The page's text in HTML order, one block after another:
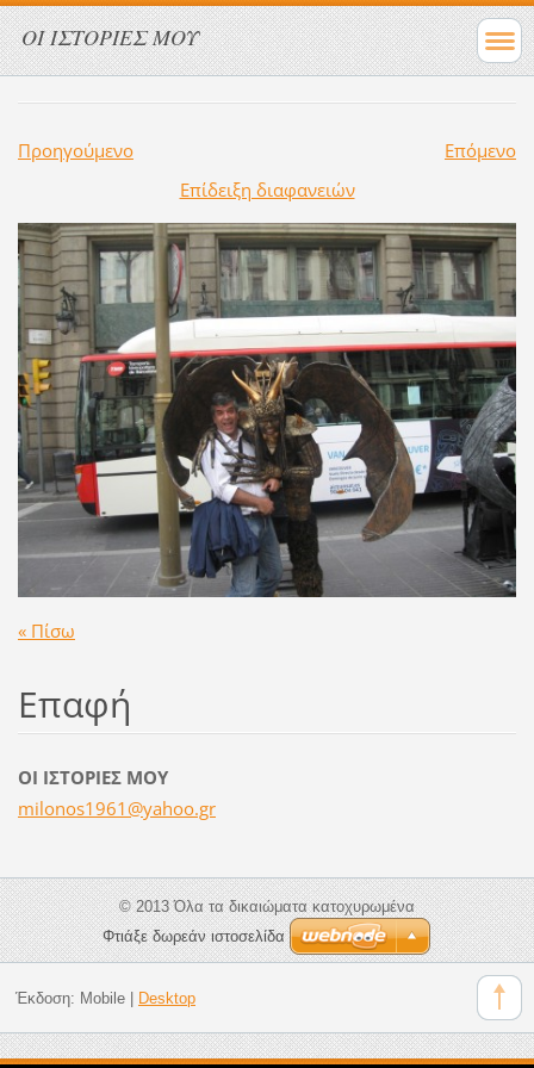
ΟΙ ΙΣΤΟΡΙΕΣ ΜΟΥ
Προηγούμενο
Επόμενο
Επίδειξη διαφανειών
« Πίσω
Επαφή
ΟΙ ΙΣΤΟΡΙΕΣ ΜΟΥ
milonos1961@yahoo.gr
© 2013 Όλα τα δικαιώματα κατοχυρωμένα
Φτιάξε δωρεάν ιστοσελίδα
Έκδοση: Mobile| Desktop